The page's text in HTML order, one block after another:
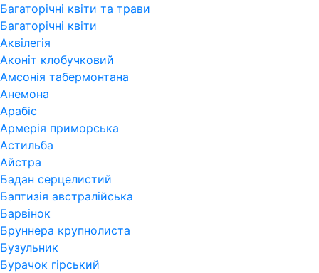
Багаторічні квіти та трави
Багаторічні квіти
Аквілегія
Аконіт клобучковий
Амсонія табермонтана
Анемона
Арабіс
Армерія приморська
Астильба
Айстра
Бадан серцелистий
Баптизія австралійська
Барвінок
Бруннера крупнолиста
Бузульник
Бурачок гірський